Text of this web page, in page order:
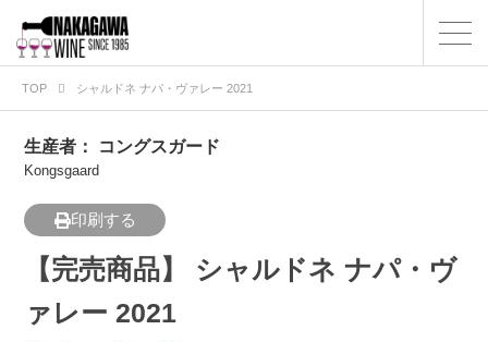
TOP シャルドネ ナパ・ヴァレー 2021
生産者： コングスガード
Kongsgaard
印刷する
【完売商品】 シャルドネ ナパ・ヴ
ァレー 2021